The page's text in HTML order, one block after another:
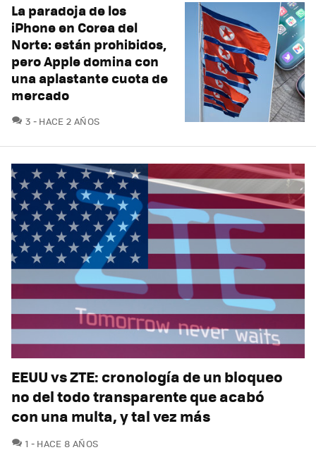
La paradoja de los
iPhone en Corea del
Norte: están prohibidos,
pero Apple domina con
una aplastante cuota de
mercado
3 COMENTARIOS
HACE 2 AÑOS
EEUU vs ZTE: cronología de un bloqueo
no del todo transparente que acabó
con una multa, y tal vez más
1 COMENTARIOS
HACE 8 AÑOS